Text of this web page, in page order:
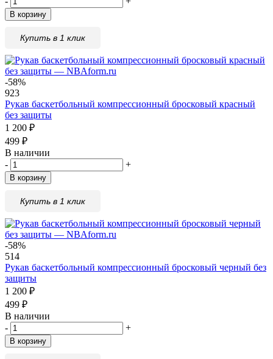
В корзину
Купить в 1 клик
-58%
923
Рукав баскетбольный компрессионный бросковый красный
без защиты
1 200 ₽
499 ₽
В наличии
-
+
В корзину
Купить в 1 клик
-58%
514
Рукав баскетбольный компрессионный бросковый черный без
защиты
1 200 ₽
499 ₽
В наличии
-
+
В корзину